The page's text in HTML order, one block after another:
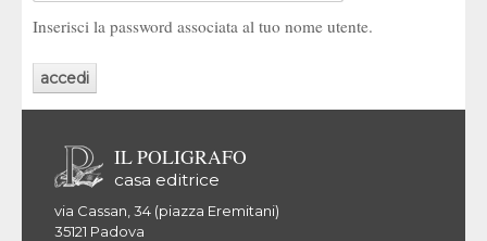
Inserisci la password associata al tuo nome utente.
IL POLIGRAFO
casa editrice
via Cassan, 34 (piazza Eremitani)
35121 Padova